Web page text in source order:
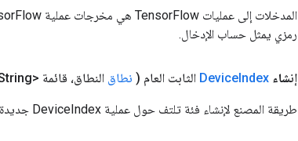
رمزي يمثل حساب الإدخال.
إنشاء DeviceIndex الثابت العام ( نطاق النطاق، قائمة <String> أسماء الأجهزة)
طريقة المصنع لإنشاء فئة تلتف حول عملية DeviceIndex جديدة.